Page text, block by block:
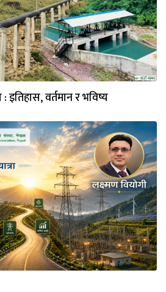
वर्तमान र भविष्य